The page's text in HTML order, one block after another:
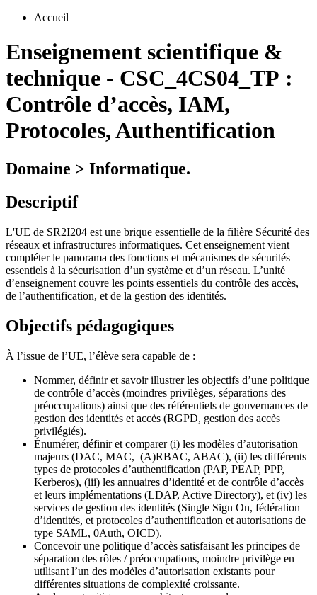
Accueil
Enseignement scientifique &
technique - CSC_4CS04_TP :
Contrôle d’accès, IAM,
Protocoles, Authentification
Domaine > Informatique.
Descriptif
L'UE de SR2I204 est une brique essentielle de la filière Sécurité des
réseaux et infrastructures informatiques. Cet enseignement vient
compléter le panorama des fonctions et mécanismes de sécurités
essentiels à la sécurisation d’un système et d’un réseau. L’unité
d’enseignement couvre les points essentiels du contrôle des accès,
de l’authentification, et de la gestion des identités.
Objectifs pédagogiques
À l’issue de l’UE, l’élève sera capable de :
Nommer, définir et savoir illustrer les objectifs d’une politique
de contrôle d’accès (moindres privilèges, séparations des
préoccupations) ainsi que des référentiels de gouvernances de
gestion des identités et accès (RGPD, gestion des accès
privilégiés).
Énumérer, définir et comparer (i) les modèles d’autorisation
majeurs (DAC, MAC, (A)RBAC, ABAC), (ii) les différents
types de protocoles d’authentification (PAP, PEAP, PPP,
Kerberos), (iii) les annuaires d’identité et de contrôle d’accès
et leurs implémentations (LDAP, Active Directory), et (iv) les
services de gestion des identités (Single Sign On, fédération
d’identités, et protocoles d’authentification et autorisations de
type SAML, 0Auth, OICD).
Concevoir une politique d’accès satisfaisant les principes de
séparation des rôles / préoccupations, moindre privilège en
utilisant l’un des modèles d’autorisation existants pour
différentes situations de complexité croissante.